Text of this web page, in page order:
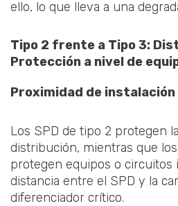
ello, lo que lleva a una
Tipo 2 frente a Tipo 3:
Protección a nivel de
Proximidad de instalación
Los SPD de tipo 2 protegen
distribución, mientras que
protegen equipos o circuitos
distancia entre el SPD y la
diferenciador crítico.